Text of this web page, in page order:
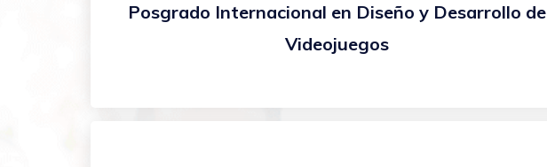
Posgrado Internacional en Diseño y Desarrollo de
Videojuegos